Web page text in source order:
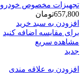
تجهیزات مخصوص خودرو
657,800تومان
افزودن به سبد خرید
برای مقایسه اضافه کنید
مشاهده سریع
جدید
افزودن به علاقه مندی